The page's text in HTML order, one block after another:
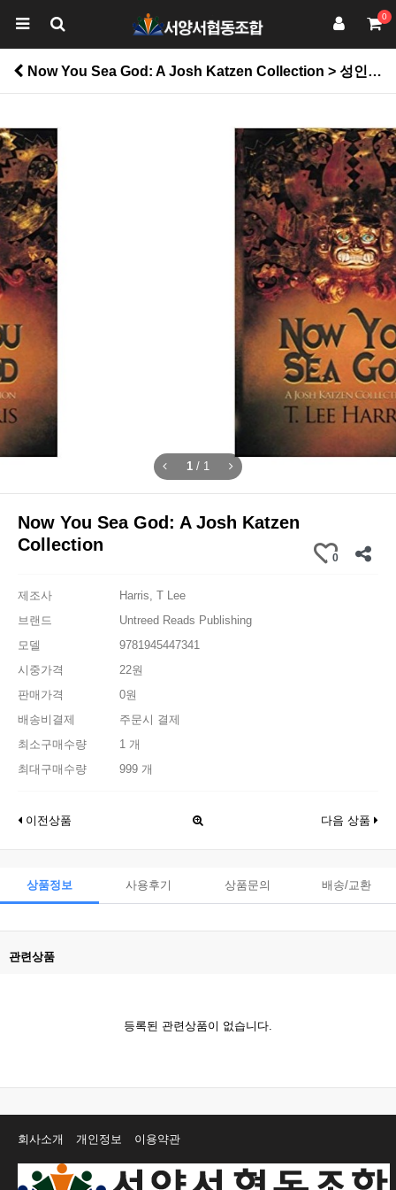
0
Now You Sea God: A Josh Katzen Collection > 성인일반
1 / 1
Now You Sea God: A Josh Katzen
Collection
0
제조사
Harris, T Lee
브랜드
Untreed Reads Publishing
모델
9781945447341
시중가격
22원
판매가격
0원
배송비결제
주문시 결제
최소구매수량
1 개
최대구매수량
999 개
이전상품 다음 상품
상품정보 사용후기 상품문의 배송/교환
관련상품
등록된 관련상품이 없습니다.
회사소개 개인정보 이용약관